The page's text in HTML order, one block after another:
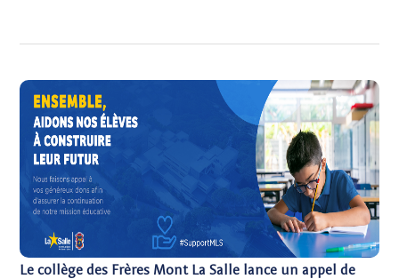
Le collège des Frères Mont La Salle lance un appel de